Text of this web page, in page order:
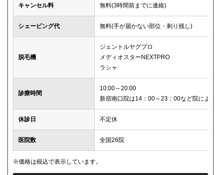
キャンセル料 無料(3時間前までに連絡)
シェービング代 無料(手が届かない部位・剃り残し)
脱毛機
ジェントルヤグプロ
メディオスターNEXTPRO
ラシャ
診療時間
10:00～20:00
新宿南口院は14：00～23：00など院により
休診日 不定休
医院数 全国26院
※価格は税込で表示しています。